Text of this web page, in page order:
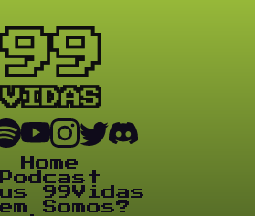
Home
Podcast
99Vidas
Somos?